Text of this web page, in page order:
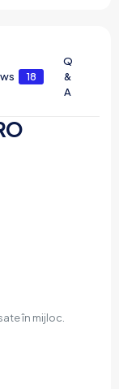
18
Q
&
A
în mijloc.